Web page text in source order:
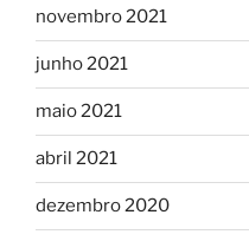
novembro 2021
junho 2021
maio 2021
abril 2021
dezembro 2020